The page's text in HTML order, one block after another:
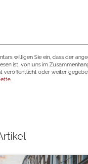
willigen Sie ein, dass der
ist, von uns im
veröffentlicht oder weiter
.